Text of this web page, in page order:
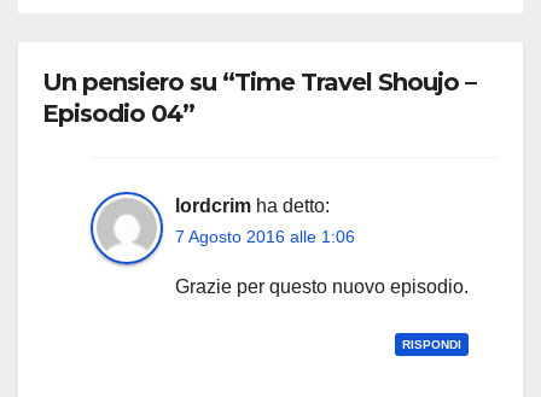
Un pensiero su “Time Travel Shoujo –
Episodio 04”
lordcrim ha detto:
7 Agosto 2016 alle 1:06
Grazie per questo nuovo episodio.
RISPONDI